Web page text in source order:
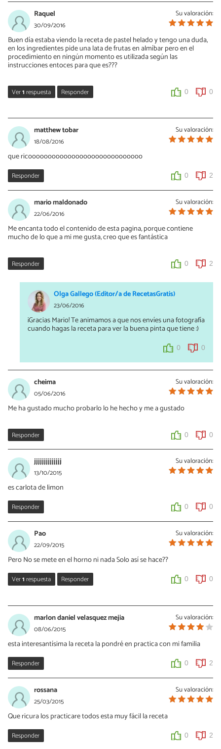
Su valoración:
Raquel
30/09/2016
Buen día estaba viendo la receta de pastel helado y tengo una duda,
en los ingredientes pide una lata de frutas en almíbar pero en el
procedimiento en ningún momento es utilizada según las
instrucciones entoces para que es???
Ver1respuesta Responder 0 0
03/10/2016
Hola Raquel, las frutas en almíbar son opcionales ya que las
proponemos como decoración en el último paso. ¡Saludos!
Su valoración:
matthew tobar
18/08/2016
que ricooooooooooooooooooooooooooooo
Responder 0 2
Su valoración:
mario maldonado
22/06/2016
Me encanta todo el contenido de esta pagina, porque contiene
mucho de lo que a mi me gusta, creo que es fantástica
Responder 0 2
Olga Gallego (Editor/a de RecetasGratis)
23/06/2016
¡Gracias Mario! Te animamos a que nos envíes una fotografía
cuando hagas la receta para ver la buena pinta que tiene :)
0 0
Su valoración:
cheima
05/06/2016
Me ha gustado mucho probarlo lo he hecho y me a gustado
Responder 0 0
Su valoración:
jjjjjjjjjjjjjj
13/10/2015
es carlota de limon
Responder 0 0
Su valoración:
Pao
22/09/2015
Pero No se mete en el horno ni nada Solo así se hace??
Ver1respuesta Responder 0 0
23/09/2015
Hola Pao! No, para este tipo de pastel no hace falta horno, sólo
tienes que refrigerarlo para que compacte y listo. Seguro te
queda genial!
0 0
Su valoración:
marlon daniel velasquez mejia
08/06/2015
esta interesantísima la receta la pondré en practica con mi familia
Responder 0 2
Su valoración:
rossana
25/03/2015
Que ricura los practicare todos esta muy fácil la receta
Responder 0 2